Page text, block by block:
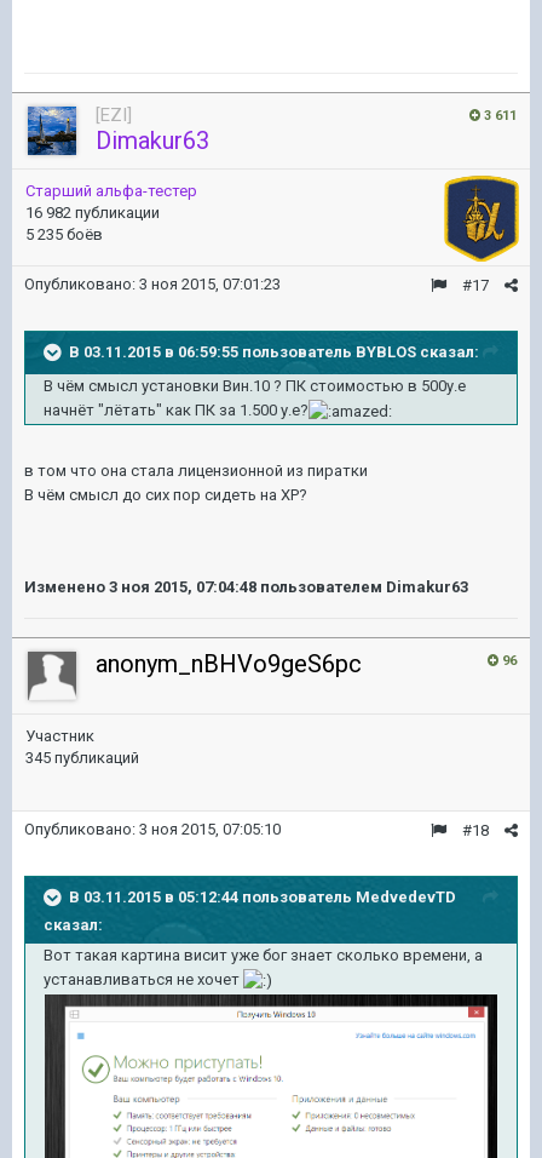
3 611
[EZI]
Dimakur63
Старший альфа-тестер
16 982 публикации
5 235 боёв
#17
Опубликовано: 3 ноя 2015, 07:01:23
В 03.11.2015 в 06:59:55 пользователь BYBLOS сказал:
В чём смысл установки Вин.10 ? ПК стоимостью в 500у.е
начнёт "лётать" как ПК за 1.500 у.е?
в том что она стала лицензионной из пиратки
В чём смысл до сих пор сидеть на ХР?
Изменено 3 ноя 2015, 07:04:48 пользователем Dimakur63
96
anonym_nBHVo9geS6pc
Участник
345 публикаций
#18
Опубликовано: 3 ноя 2015, 07:05:10
В 03.11.2015 в 05:12:44 пользователь MedvedevTD
сказал:
Вот такая картина висит уже бог знает сколько времени, а
устанавливаться не хочет